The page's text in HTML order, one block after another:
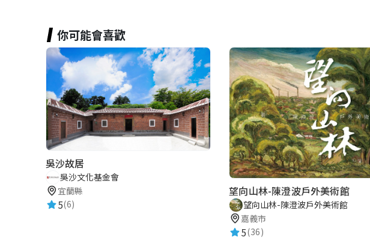
你可能會喜歡
吳沙故居
吳沙文化基金會
宜蘭縣
5(6)
望向山林-陳澄波戶外美術館
望向山林-陳澄波戶外美術館
嘉義市
5(36)